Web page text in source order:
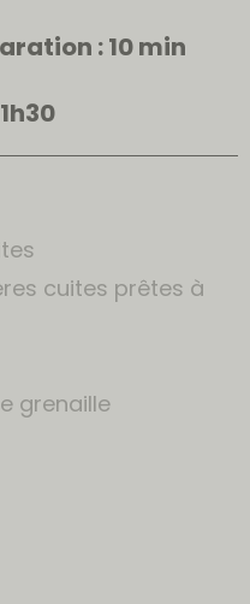
: 10 min
cuites prêtes à
grenaille